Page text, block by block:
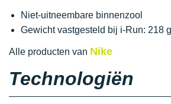
Niet-uitneembare binnenzool
Gewicht vastgesteld bij i-Run: 218
Alle producten van Nike
Technologiën